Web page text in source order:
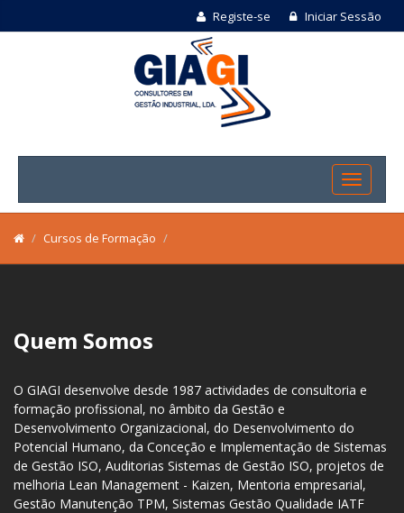
Registe-se Iniciar Sessão
Cursos de Formação
Quem Somos
O GIAGI desenvolve desde 1987 actividades de consultoria e
formação profissional, no âmbito da Gestão e
Desenvolvimento Organizacional, do Desenvolvimento do
Potencial Humano, da Conceção e Implementação de Sistemas
de Gestão ISO, Auditorias Sistemas de Gestão ISO, projetos de
melhoria Lean Management - Kaizen, Mentoria empresarial,
Gestão Manutenção TPM, Sistemas Gestão Qualidade IATF